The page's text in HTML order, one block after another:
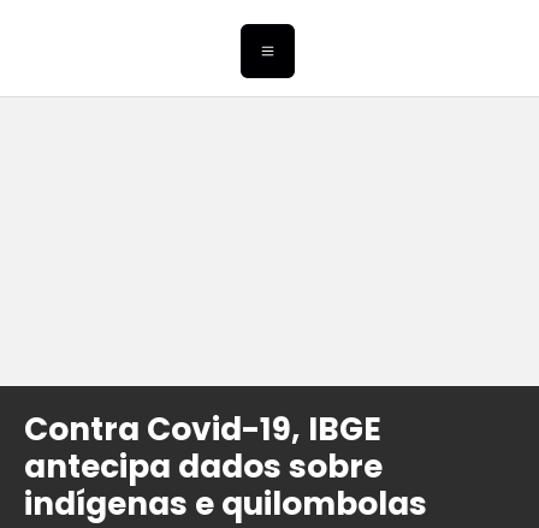
Contra Covid-19, IBGE
antecipa dados sobre
indígenas e quilombolas